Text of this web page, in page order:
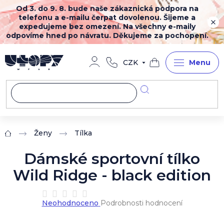
Přejít
na
obsah
Od 3. do 9. 8. bude naše zákaznická podpora na
telefonu a e-mailu čerpat dovolenou. Šijeme a
expedujeme bez omezení. Na všechny e-maily
odpovíme hned po návratu. Děkujeme za pochopení.
CZK
Nákupní
košík
Domů Ženy Tílka
Dámské sportovní tílko
Wild Ridge - black edition
Průměrné
hodnocení
Neohodnoceno Podrobnosti hodnocení